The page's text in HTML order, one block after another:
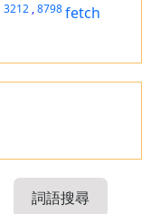
3212 ,8798fetch
詞語搜尋